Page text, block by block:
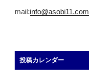
mail:info@asobi11.com
投稿カレンダー